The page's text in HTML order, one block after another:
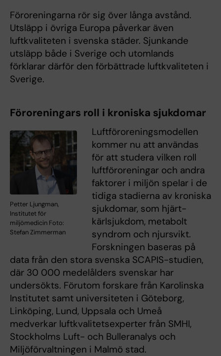
Föroreningarna rör sig över långa avstånd.
Utsläpp i övriga Europa påverkar även
luftkvaliteten i svenska städer. Sjunkande
utsläpp både i Sverige och utomlands
förklarar därför den förbättrade luftkvaliteten i
Sverige.
Föroreningars roll i kroniska sjukdomar
Petter Ljungman,
Institutet för
miljömedicin Foto:
Stefan Zimmerman
Luftföroreningsmodellen
kommer nu att användas
för att studera vilken roll
luftföroreningar och andra
faktorer i miljön spelar i de
tidiga stadierna av kroniska
sjukdomar, som hjärt-
kärlsjukdom, metabolt
syndrom och njursvikt.
Forskningen baseras på
data från den stora svenska SCAPIS-studien,
där 30 000 medelålders svenskar har
undersökts. Förutom forskare från Karolinska
Institutet samt universiteten i Göteborg,
Linköping, Lund, Uppsala och Umeå
medverkar luftkvalitetsexperter från SMHI,
Stockholms Luft- och Bulleranalys och
Miljöförvaltningen i Malmö stad.